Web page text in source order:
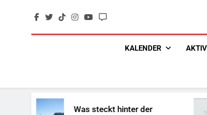
KALENDER
Was steckt hinter der